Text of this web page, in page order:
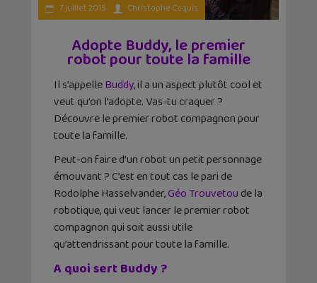
7 juillet 2015 Christophe Coquis
Adopte Buddy, le premier
robot pour toute la famille
Il s’appelleBuddy, il a un aspect plutôt cool et
veut qu’on l’adopte. Vas-tu craquer ?
Découvre le premier robot compagnon pour
toute la famille.
Peut-on faire d’un robot un petit personnage
émouvant ? C’est en tout cas le pari de
Rodolphe Hasselvander,Géo Trouvetou de la
robotique, qui veut lancer le premier robot
compagnon qui soit aussi utile
qu’attendrissant pour toute la famille.
A quoi sert Buddy ?